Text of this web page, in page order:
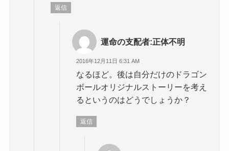
返信
運命の支配者:正体不明
2016年12月11日 6:31 AM
なるほど。後は自分だけのドラゴン
ボールオリジナルストーリーを考え
るというのはどうでしょうか？
返信